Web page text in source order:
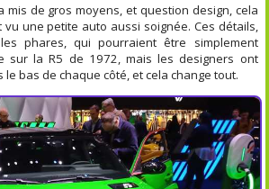
mis de gros moyens, et question design, cela
une petite auto aussi soignée. Ces détails,
phares, qui pourraient être simplement
sur la R5 de 1972, mais les designers ont
bas de chaque côté, et cela change tout.